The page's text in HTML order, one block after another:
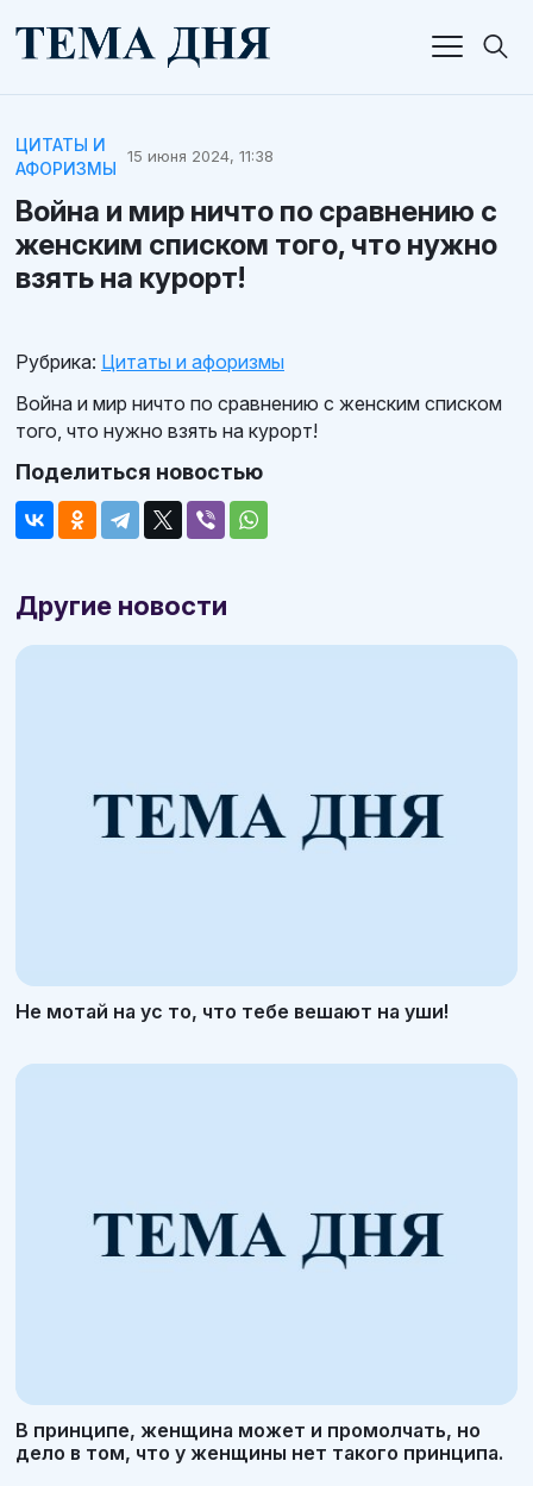
ЦИТАТЫ И
АФОРИЗМЫ
15 июня 2024, 11:38
Война и мир ничто по сравнению с
женским списком того, что нужно
взять на курорт!
Рубрика: Цитаты и афоризмы
Война и мир ничто по сравнению с женским списком
того, что нужно взять на курорт!
Поделиться новостью
Другие новости
Не мотай на ус то, что тебе вешают на уши!
В принципе, женщина может и промолчать, но
дело в том, что у женщины нет такого принципа.